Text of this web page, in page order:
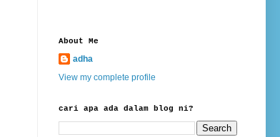
About Me
adha
View my complete profile
cari apa ada dalam blog ni?